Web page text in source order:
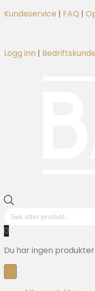
Kundeservice | FAQ |
Logg inn | Bedriftskunde
search
0
Du har ingen